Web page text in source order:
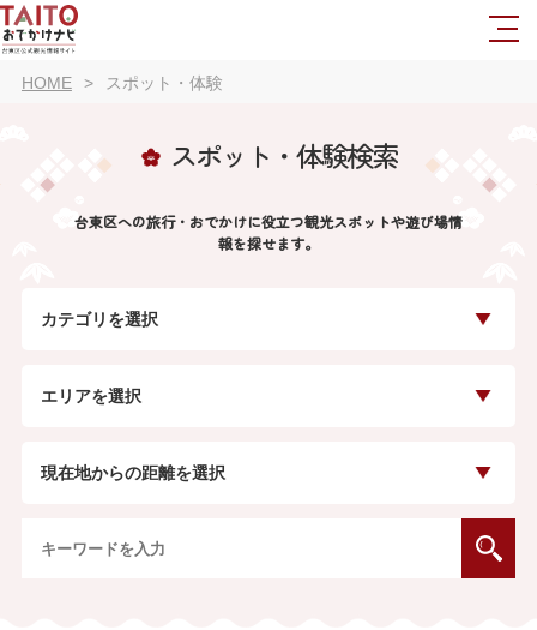
HOME スポット・体験
スポット・体験検索
台東区への旅行・おでかけに役立つ観光スポットや遊び場情
報を探せます。
カテゴリを選択
エリアを選択
現在地からの距離を選択